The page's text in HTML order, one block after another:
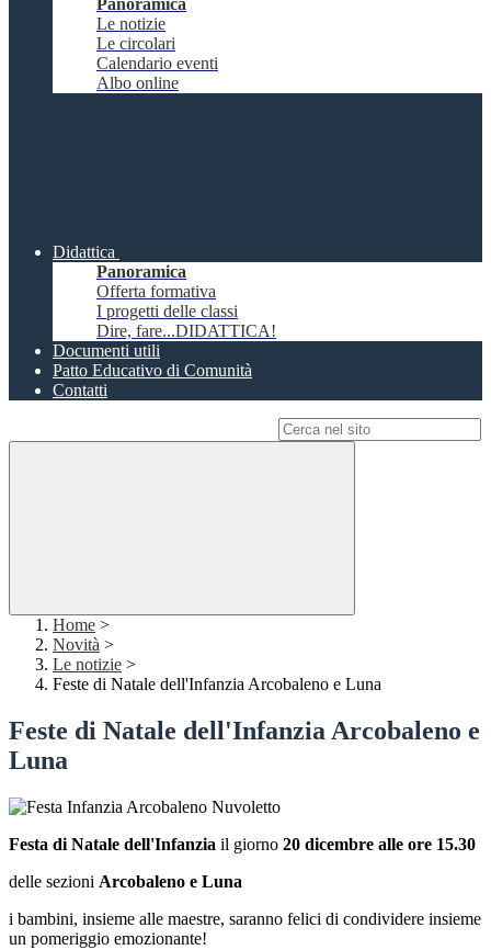
Panoramica
Le notizie
Le circolari
Calendario eventi
Albo online
Didattica
Panoramica
Offerta formativa
I progetti delle classi
Dire, fare...DIDATTICA!
Documenti utili
Patto Educativo di Comunità
Contatti
Home >
Novità >
Le notizie >
Feste di Natale dell'Infanzia Arcobaleno e Luna
Feste di Natale dell'Infanzia Arcobaleno e
Luna
Festa di Natale dell'Infanzia il giorno 20 dicembre alle ore 15.30
delle sezioni Arcobaleno e Luna
i bambini, insieme alle maestre, saranno felici di condividere insieme
un pomeriggio emozionante!